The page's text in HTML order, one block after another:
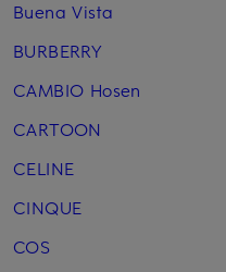
Buena Vista
BURBERRY
CAMBIO Hosen
CARTOON
CELINE
CINQUE
COS